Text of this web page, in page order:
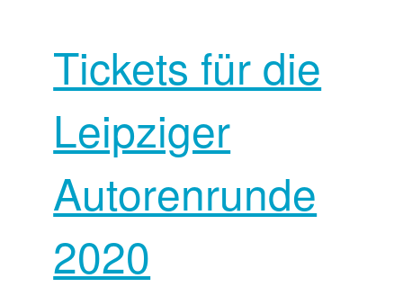
Tickets für die
Leipziger
Autorenrunde
2020